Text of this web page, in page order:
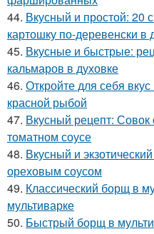
44. Вкусный и простой: 20
картошку по-деревенски в
45. Вкусные и быстрые:
кальмаров в духовке
46. Откройте для себя
красной рыбой
47. Вкусный рецепт: Совок
томатном соусе
48. Вкусный и
ореховым соусом
49. Классический борщ в
мультиварке
50. Быстрый борщ в